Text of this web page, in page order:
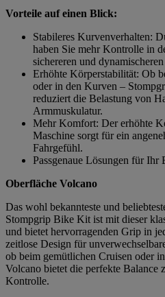
Vorteile auf einen Blick:
Stabileres Kurvenverhalten:
haben Sie mehr Kontrolle in
sichereren und
Erhöhte Körperstabilität: Ob
oder in den Kurven –
reduziert die Belastung von
Armmuskulatur.
Mehr Komfort: Der erhöhte
Maschine sorgt für ein
Fahrgefühl.
Passgenaue Lösungen für Ihr
Oberfläche Volcano
Das wohl bekannteste und
Stompgrip Bike Kit ist mit dieser
und bietet hervorragenden Grip in
zeitlose Design für
ob beim gemütlichen Cruisen oder
Volcano bietet die perfekte Balance
Kontrolle.